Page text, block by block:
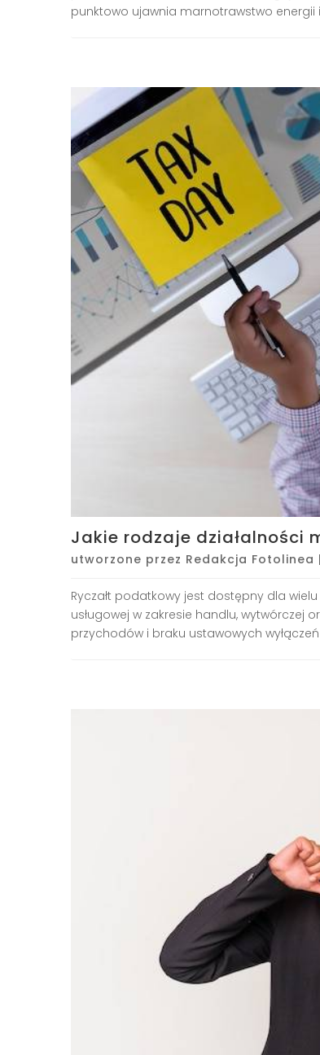
punktowo ujawnia marnotrawstwo energii i
Jakie rodzaje działalności
utworzone przez Redakcja Fotolinea |
Ryczałt podatkowy jest dostępny dla
usługowej w zakresie handlu, wytwórczej
przychodów i braku ustawowych wyłączeń